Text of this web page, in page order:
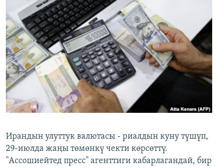
БИЗ ЖАНА ДҮЙНӨ
ДАНИСТЕ
ЭЖЕ-СИҢДИЛЕР
АЗАТТЫК+
ЫҢГАЙСЫЗ СУРООЛОР
Русский
ОНЛАЙН ШЕРИНЕ
ЭЕ/АРнун бардык сайттары
Ирандын улуттук валютасы - риалдын куну түшүп,
29-июлда жаңы төмөнкү чекти көрсөттү.
"Ассошиейтед пресс" агенттиги кабарлагандай, бир